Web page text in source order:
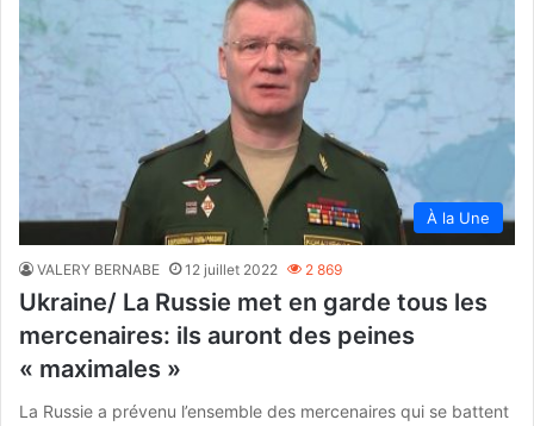
À la Une
VALERY BERNABE 12 juillet 2022 2 869
Ukraine/ La Russie met en garde tous les
mercenaires: ils auront des peines
« maximales »
La Russie a prévenu l’ensemble des mercenaires qui se battent